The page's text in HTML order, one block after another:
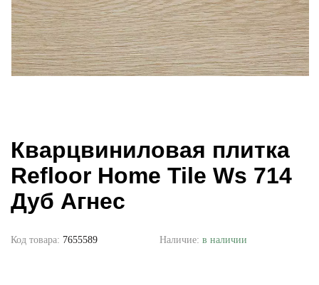
Кварцвиниловая плитка
Refloor Home Tile Ws 714
Дуб Агнес
Код товара: 7655589 Наличие: в наличии